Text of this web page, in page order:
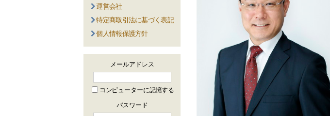
運営会社
特定商取引法に基づく表記
個人情報保護方針
メールアドレス
コンピューターに記憶する
パスワード